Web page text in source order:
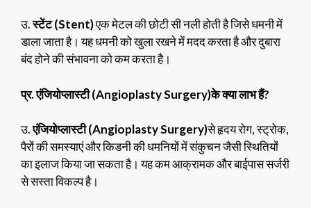
उ.स्टेंट (Stent)एक मेटल की छोटी सी नली होती है जिसे धमनी में
डाला जाता है। यह धमनी को खुला रखने में मदद करता है और दुबारा
बंद होने की संभावना को कम करता है।
प्र. एंजियोप्लास्टी (Angioplasty Surgery)के क्या लाभ हैं?
उ.एंजियोप्लास्टी (Angioplasty Surgery)से हृदय रोग, स्ट्रोक,
पैरों की समस्याएं और किडनी की धमनियों में संकुचन जैसी स्थितियों
का इलाज किया जा सकता है। यह कम आक्रामक और बाईपास सर्जरी
से सस्ता विकल्प है।